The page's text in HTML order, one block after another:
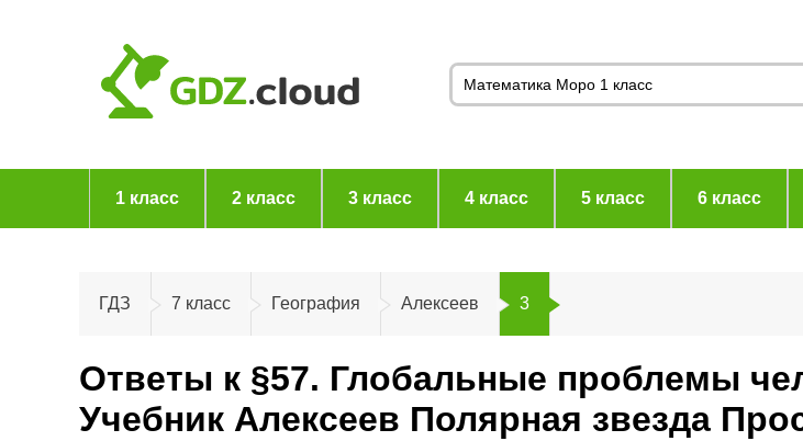
1 класс 2 класс 3 класс 4 класс 5 класс 6 класс
ГДЗ 7 класс География Алексеев 3
Ответы к §57. Глобальные проблемы
Учебник Алексеев Полярная звезда